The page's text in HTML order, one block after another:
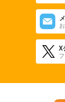
X